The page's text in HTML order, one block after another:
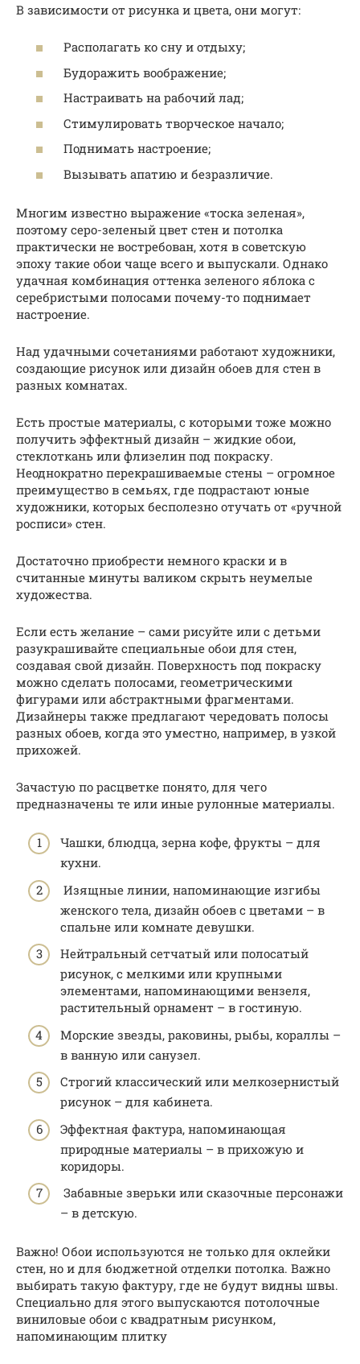
В зависимости от рисунка и цвета, они могут:
Располагать ко сну и отдыху;
Будоражить воображение;
Настраивать на рабочий лад;
Стимулировать творческое начало;
Поднимать настроение;
Вызывать апатию и безразличие.
Многим известно выражение «тоска зеленая»,
поэтому серо-зеленый цвет стен и потолка
практически не востребован, хотя в советскую
эпоху такие обои чаще всего и выпускали. Однако
удачная комбинация оттенка зеленого яблока с
серебристыми полосами почему-то поднимает
настроение.
Над удачными сочетаниями работают художники,
создающие рисунок или дизайн обоев для стен в
разных комнатах.
Есть простые материалы, с которыми тоже можно
получить эффектный дизайн – жидкие обои,
стеклоткань или флизелин под покраску.
Неоднократно перекрашиваемые стены – огромное
преимущество в семьях, где подрастают юные
художники, которых бесполезно отучать от «ручной
росписи» стен.
Достаточно приобрести немного краски и в
считанные минуты валиком скрыть неумелые
художества.
Если есть желание – сами рисуйте или с детьми
разукрашивайте специальные обои для стен,
создавая свой дизайн. Поверхность под покраску
можно сделать полосами, геометрическими
фигурами или абстрактными фрагментами.
Дизайнеры также предлагают чередовать полосы
разных обоев, когда это уместно, например, в узкой
прихожей.
Зачастую по расцветке понято, для чего
предназначены те или иные рулонные материалы.
Чашки, блюдца, зерна кофе, фрукты – для
кухни.
Изящные линии, напоминающие изгибы
женского тела, дизайн обоев с цветами – в
спальне или комнате девушки.
Нейтральный сетчатый или полосатый
рисунок, с мелкими или крупными
элементами, напоминающими вензеля,
растительный орнамент – в гостиную.
Морские звезды, раковины, рыбы, кораллы –
в ванную или санузел.
Строгий классический или мелкозернистый
рисунок – для кабинета.
Эффектная фактура, напоминающая
природные материалы – в прихожую и
коридоры.
Забавные зверьки или сказочные персонажи
– в детскую.
Важно! Обои используются не только для оклейки
стен, но и для бюджетной отделки потолка. Важно
выбирать такую фактуру, где не будут видны швы.
Специально для этого выпускаются потолочные
виниловые обои с квадратным рисунком,
напоминающим плитку